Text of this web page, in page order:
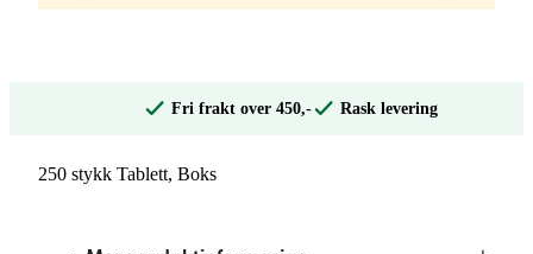
Fri frakt over 450,- Rask levering
250 stykk Tablett, Boks